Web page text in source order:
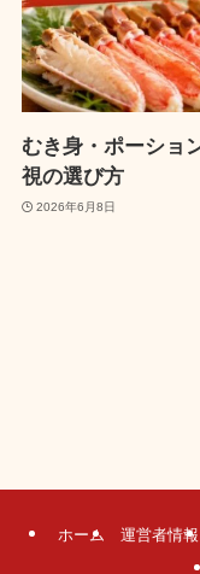
むき身・ポーショ
視の選び方
2026年6月8日
ホーム 運営者情報